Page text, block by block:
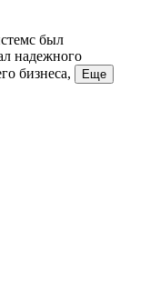
был
надежного
бизнеса,
Еще